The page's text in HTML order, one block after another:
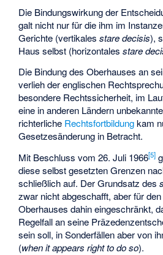
Die Bindungswirkung der
galt nicht nur für die ihm im
Gerichte (vertikalesstare decisis),
Haus selbst (horizontalesstare
Die Bindung des Oberhauses an
verlieh der englischen
besondere Rechtssicherheit, im
eine in anderen Ländern
richterliche Rechtsfortbildungkam
Gesetzesänderung in Betracht.
Mit Beschluss vom 26. Juli 1966[5]
diese selbst gesetzten Grenzen
schließlich auf. Der Grundsatz des
zwar nicht abgeschafft, aber für
Oberhauses dahin eingeschränkt,
Regelfall an seine
sein soll, in Sonderfällen aber von
(when it appears right to do so).